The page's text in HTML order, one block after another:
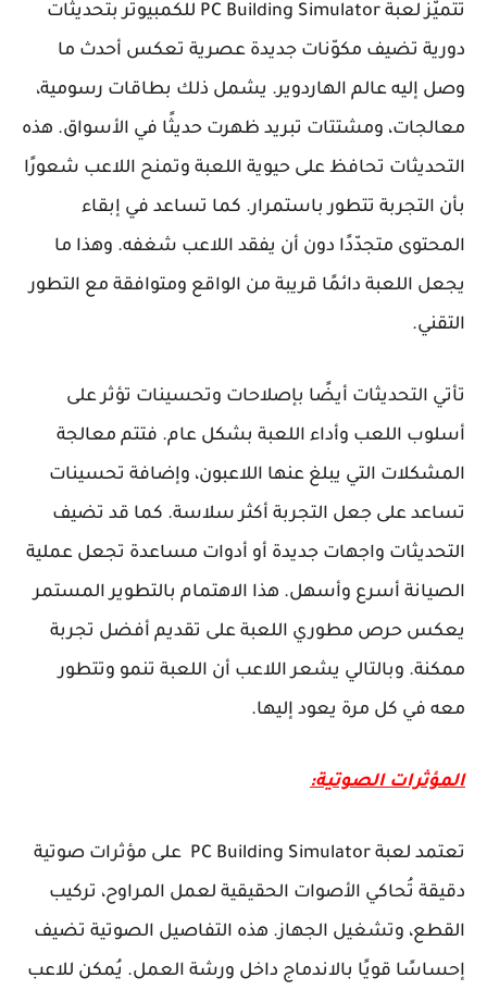
تتميّز لعبة PC Building Simulator للكمبيوتر بتحديثات
دورية تضيف مكوّنات جديدة عصرية تعكس أحدث ما
وصل إليه عالم الهاردوير. يشمل ذلك بطاقات رسومية،
معالجات، ومشتتات تبريد ظهرت حديثًا في الأسواق. هذه
التحديثات تحافظ على حيوية اللعبة وتمنح اللاعب شعورًا
بأن التجربة تتطور باستمرار. كما تساعد في إبقاء
المحتوى متجدّدًا دون أن يفقد اللاعب شغفه. وهذا ما
يجعل اللعبة دائمًا قريبة من الواقع ومتوافقة مع التطور
التقني.
تأتي التحديثات أيضًا بإصلاحات وتحسينات تؤثر على
أسلوب اللعب وأداء اللعبة بشكل عام. فتتم معالجة
المشكلات التي يبلغ عنها اللاعبون، وإضافة تحسينات
تساعد على جعل التجربة أكثر سلاسة. كما قد تضيف
التحديثات واجهات جديدة أو أدوات مساعدة تجعل عملية
الصيانة أسرع وأسهل. هذا الاهتمام بالتطوير المستمر
يعكس حرص مطوري اللعبة على تقديم أفضل تجربة
ممكنة. وبالتالي يشعر اللاعب أن اللعبة تنمو وتتطور
معه في كل مرة يعود إليها.
المؤثرات الصوتية:
تعتمد لعبة PC Building Simulator على مؤثرات صوتية
دقيقة تُحاكي الأصوات الحقيقية لعمل المراوح، تركيب
القطع، وتشغيل الجهاز. هذه التفاصيل الصوتية تضيف
إحساسًا قويًا بالاندماج داخل ورشة العمل. يُمكن للاعب